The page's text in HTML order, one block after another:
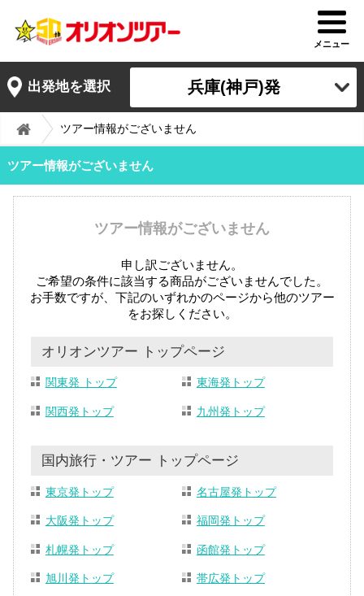
メニュー
出発地を選択 兵庫(神戸)発
ツアー情報がございません
ツアー情報がございません
ツアー情報がございません
申し訳ございません。
ご希望の条件に該当する商品がございませんでした。
お手数ですが、下記のいずれかのページから他のツアー
をお探しください。
オリオンツアー トップページ
関東発 トップ 東海発トップ
関西発トップ 九州発トップ
国内旅行・ツアー トップページ
東京発トップ 名古屋発トップ
大阪発トップ 福岡発トップ
札幌発トップ 函館発トップ
旭川発トップ 帯広発トップ